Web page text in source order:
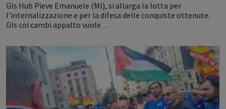
Gls Hub Pieve Emanuele (MI), si allarga la lotta per
l'internalizzazione e per la difesa delle conquiste ottenute.
Gls coi cambi appalto vuole…